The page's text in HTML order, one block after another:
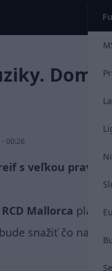
00:26
s veľkou
RCD Mallorca platný
snažiť čo najskôr